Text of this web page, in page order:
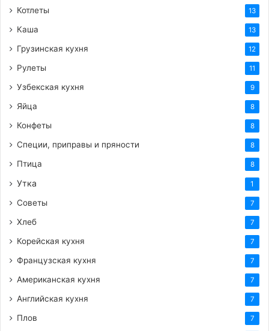
Котлеты 13
Каша 13
Грузинская кухня 12
Рулеты 11
Узбекская кухня 9
Яйца 8
Конфеты 8
Специи, приправы и пряности 8
Птица 8
Утка 1
Советы 7
Хлеб 7
Корейская кухня 7
Французская кухня 7
Американская кухня 7
Английская кухня 7
Плов 7